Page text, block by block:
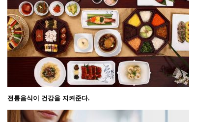
전통음식이 건강을 지켜준다.